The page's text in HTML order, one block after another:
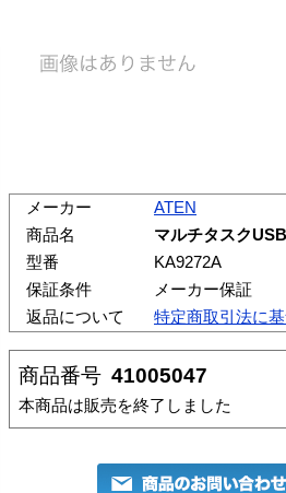
メーカー
ATEN
商品名
マルチタスク
型番
KA9272A
保証条件
メーカー保証
返品について
特定商取引法に
商品番号 41005047
本商品は販売を終了しました